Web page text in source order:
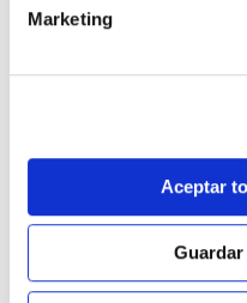
Marketing
Aceptar
barniz
fuegos, se recomienda
dado que el frotar en
colocación es cola
colocación es fácil
Papel pintado calidad